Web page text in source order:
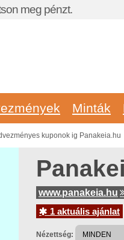
meg pénzt.
Minták
kuponok ig Panakeia.hu
www.panakeia.hu
1 aktuális ajánlat
Nézettség: